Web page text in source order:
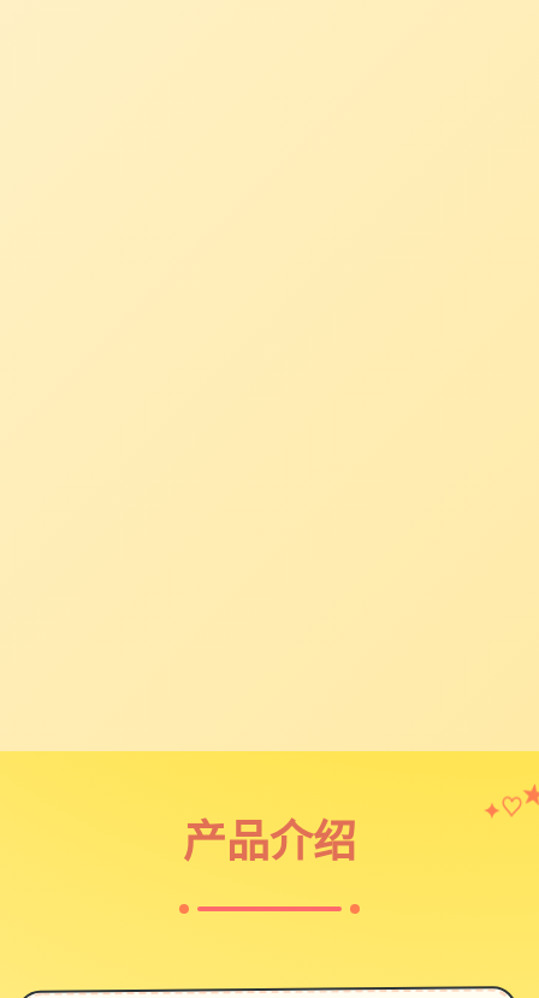
产品介绍
✦♡